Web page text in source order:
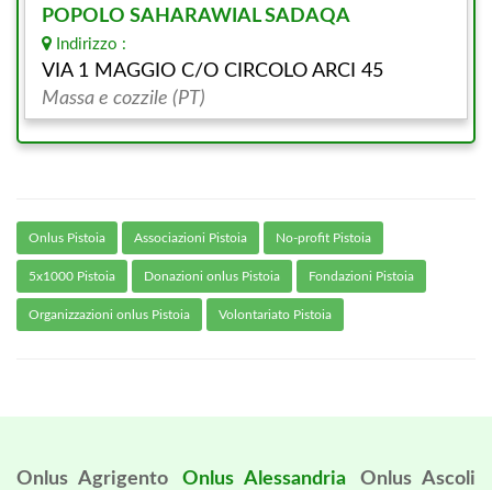
POPOLO SAHARAWIAL SADAQA
Indirizzo :
VIA 1 MAGGIO C/O CIRCOLO ARCI 45
Massa e cozzile (PT)
Onlus Pistoia Associazioni Pistoia No-profit Pistoia
5x1000 Pistoia Donazioni onlus Pistoia Fondazioni Pistoia
Organizzazioni onlus Pistoia Volontariato Pistoia
Onlus Agrigento Onlus Alessandria
Onlus Ascoli